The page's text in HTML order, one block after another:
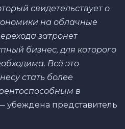
свидетельствует о
на облачные
затронет
бизнес, для которого
Всё это
стать более
в
убеждена представитель